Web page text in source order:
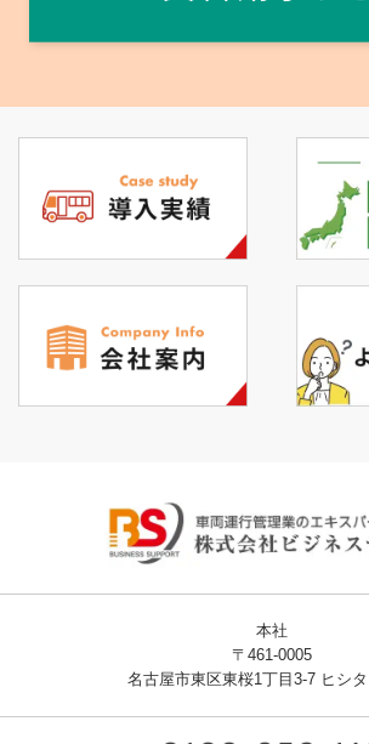
本社
〒461-0005
名古屋市東区東桜1丁目3-7 ヒシ